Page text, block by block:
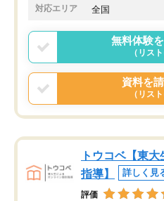
対応エリア 全国
無料体験
（リス
資料を
（リス
トウコベ【東
指導】
詳しく見
評価